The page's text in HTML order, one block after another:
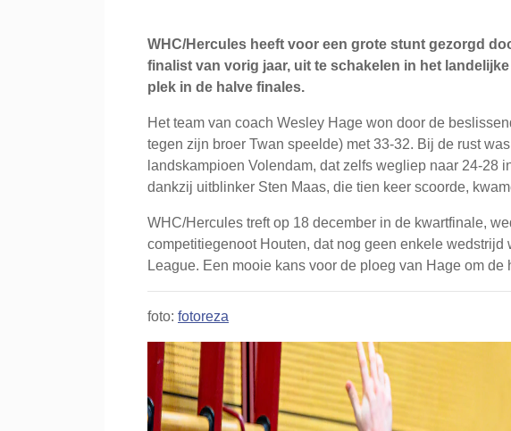
WHC/Hercules heeft voor een grote stunt gezorgd
finalist van vorig jaar, uit te schakelen in het
plek in de halve finales.
Het team van coach Wesley Hage won door de
tegen zijn broer Twan speelde) met 33-32. Bij de rust
landskampioen Volendam, dat zelfs wegliep naar 24-28
dankzij uitblinker Sten Maas, die tien keer scoorde,
WHC/Hercules treft op 18 december in de kwartfinale,
competitiegenoot Houten, dat nog geen enkele wedstrijd
League. Een mooie kans voor de ploeg van Hage om de
foto: fotoreza